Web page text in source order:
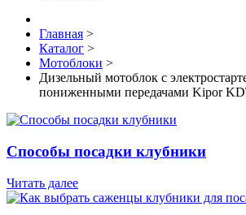
Главная >
Каталог >
Мотоблоки >
Дизельный мотоблок с
пониженными передачами Kipor
Способы посадки клубники
Читать далее